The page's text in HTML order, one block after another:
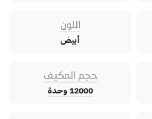
اللون
أبيض
حجم المكيف
12000 وحدة